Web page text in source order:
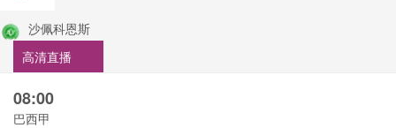
沙佩科恩斯
高清直播
08:00
巴西甲